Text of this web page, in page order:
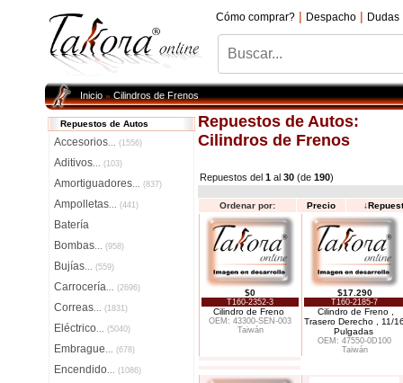
Cómo comprar? | Despacho | Dudas
Inicio»Cilindros de Frenos
Repuestos de Autos
Accesorios... (1556)
Aditivos... (103)
Amortiguadores... (837)
Ampolletas... (441)
Batería
Bombas... (958)
Bujías... (559)
Carrocería... (2696)
Correas... (1831)
Eléctrico... (5040)
Embrague... (678)
Encendido... (1086)
Repuestos de Autos:
Cilindros de Frenos
Repuestos del 1 al 30 (de 190)
Ordenar por: Precio ↓
$0
T160-2352-3
Cilindro de Freno
OEM: 43300-SEN-003
Taiwán
$17.290
T160-2185-7
Cilindro de Freno ,
Trasero Derecho , 11/
Pulgadas
OEM: 47550-0D100
Taiwán